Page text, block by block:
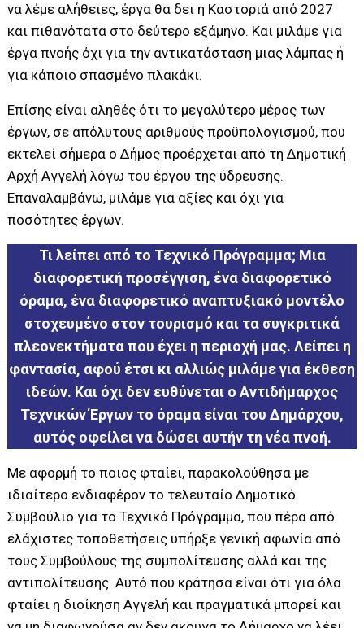
να λέμε αλήθειες, έργα θα δει η Καστοριά από 2027
και πιθανότατα στο δεύτερο εξάμηνο. Και μιλάμε για
έργα πνοής όχι για την αντικατάσταση μιας λάμπας ή
για κάποιο σπασμένο πλακάκι.
Επίσης είναι αληθές ότι το μεγαλύτερο μέρος των
έργων, σε απόλυτους αριθμούς προϋπολογισμού, που
εκτελεί σήμερα ο Δήμος προέρχεται από τη Δημοτική
Αρχή Αγγελή λόγω του έργου της ύδρευσης.
Επαναλαμβάνω, μιλάμε για αξίες και όχι για
ποσότητες έργων.
Τι λείπει από το Τεχνικό Πρόγραμμα; Μια
διαφορετική προσέγγιση, ένα διαφορετικό
όραμα, ένα διαφορετικό αναπτυξιακό μοντέλο
στοχευμένο στον τουρισμό και τα συγκριτικά
πλεονεκτήματα που έχει η περιοχή μας. Λείπει η
φαντασία, αφού έτσι κι αλλιώς μιλάμε για έκθεση
ιδεών. Και όχι δεν ευθύνεται ο Αντιδήμαρχος
Τεχνικών Έργων το όραμα είναι του Δημάρχου,
αυτός οφείλει να δώσει αυτήν τη νέα πνοή.
Με αφορμή το ποιος φταίει, παρακολούθησα με
ιδιαίτερο ενδιαφέρον το τελευταίο Δημοτικό
Συμβούλιο για το Τεχνικό Πρόγραμμα, που πέρα από
ελάχιστες τοποθετήσεις υπήρξε γενική αφωνία από
τους Συμβούλους της συμπολίτευσης αλλά και της
αντιπολίτευσης. Αυτό που κράτησα είναι ότι για όλα
φταίει η διοίκηση Αγγελή και πραγματικά μπορεί και